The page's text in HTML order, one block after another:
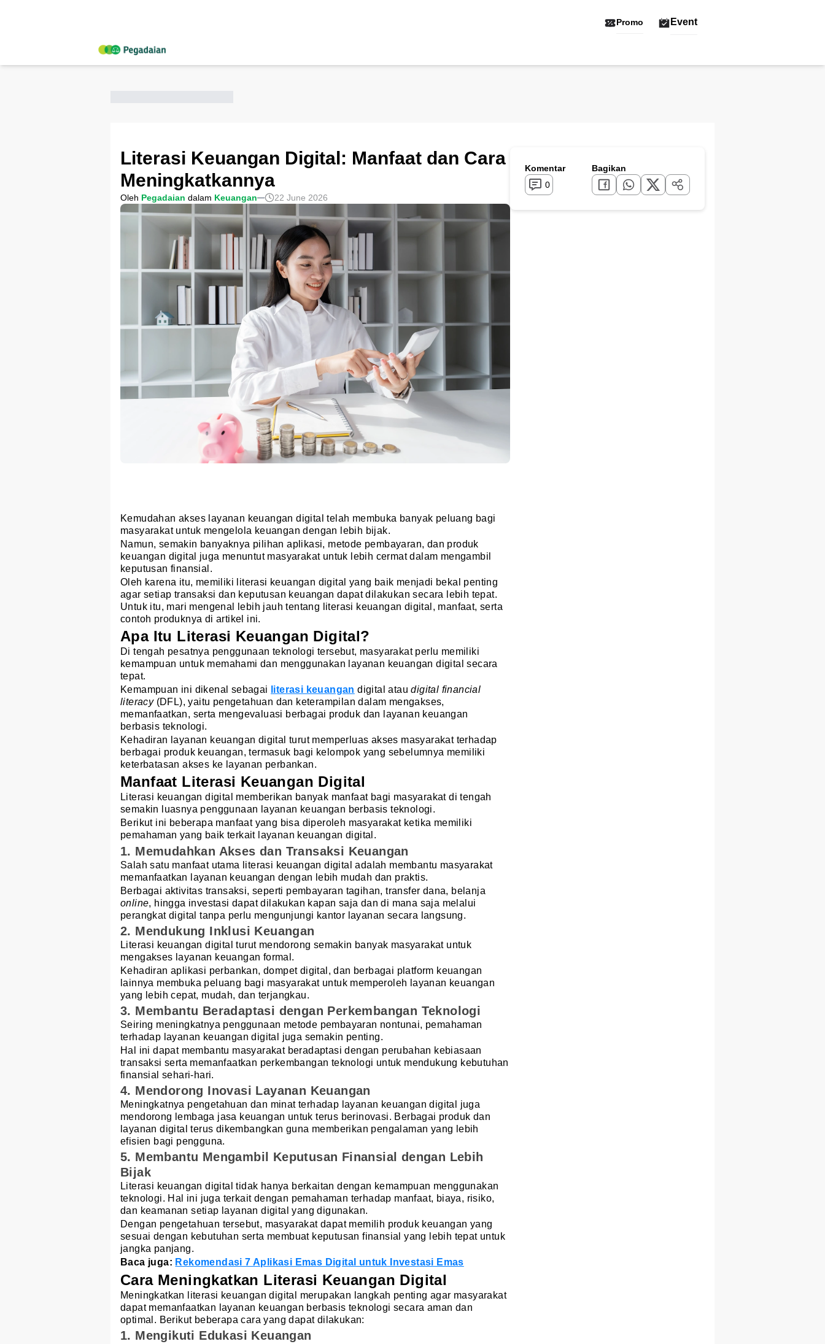
Promo Event
Literasi Keuangan Digital: Manfaat dan Cara
Meningkatkannya
Oleh Pegadaian dalam Keuangan 22 June 2026
Kemudahan akses layanan keuangan digital telah membuka banyak peluang bagi
masyarakat untuk mengelola keuangan dengan lebih bijak.
Namun, semakin banyaknya pilihan aplikasi, metode pembayaran, dan produk
keuangan digital juga menuntut masyarakat untuk lebih cermat dalam mengambil
keputusan finansial.
Oleh karena itu, memiliki literasi keuangan digital yang baik menjadi bekal penting
agar setiap transaksi dan keputusan keuangan dapat dilakukan secara lebih tepat.
Untuk itu, mari mengenal lebih jauh tentang literasi keuangan digital, manfaat, serta
contoh produknya di artikel ini.
Apa Itu Literasi Keuangan Digital?
Di tengah pesatnya penggunaan teknologi tersebut, masyarakat perlu memiliki
kemampuan untuk memahami dan menggunakan layanan keuangan digital secara
tepat.
Kemampuan ini dikenal sebagai
literasi keuangan digital ataudigital financial
literacy(DFL), yaitu pengetahuan dan keterampilan dalam mengakses,
memanfaatkan, serta mengevaluasi berbagai produk dan layanan keuangan
berbasis teknologi.
Kehadiran layanan keuangan digital turut memperluas akses masyarakat terhadap
berbagai produk keuangan, termasuk bagi kelompok yang sebelumnya memiliki
keterbatasan akses ke layanan perbankan.
Manfaat Literasi Keuangan Digital
Literasi keuangan digital memberikan banyak manfaat bagi masyarakat di tengah
semakin luasnya penggunaan layanan keuangan berbasis teknologi.
Berikut ini beberapa manfaat yang bisa diperoleh masyarakat ketika memiliki
pemahaman yang baik terkait layanan keuangan digital.
1. Memudahkan Akses dan Transaksi Keuangan
Salah satu manfaat utama literasi keuangan digital adalah membantu masyarakat
memanfaatkan layanan keuangan dengan lebih mudah dan praktis.
Berbagai aktivitas transaksi, seperti pembayaran tagihan, transfer dana, belanja
online, hingga investasi dapat dilakukan kapan saja dan di mana saja melalui
perangkat digital tanpa perlu mengunjungi kantor layanan secara langsung.
2. Mendukung Inklusi Keuangan
Literasi keuangan digital turut mendorong semakin banyak masyarakat untuk
mengakses layanan keuangan formal.
Kehadiran aplikasi perbankan, dompet digital, dan berbagai platform keuangan
lainnya membuka peluang bagi masyarakat untuk memperoleh layanan keuangan
yang lebih cepat, mudah, dan terjangkau.
3. Membantu Beradaptasi dengan Perkembangan Teknologi
Seiring meningkatnya penggunaan metode pembayaran nontunai, pemahaman
terhadap layanan keuangan digital juga semakin penting.
Hal ini dapat membantu masyarakat beradaptasi dengan perubahan kebiasaan
transaksi serta memanfaatkan perkembangan teknologi untuk mendukung kebutuhan
finansial sehari-hari.
4. Mendorong Inovasi Layanan Keuangan
Meningkatnya pengetahuan dan minat terhadap layanan keuangan digital juga
mendorong lembaga jasa keuangan untuk terus berinovasi. Berbagai produk dan
layanan digital terus dikembangkan guna memberikan pengalaman yang lebih
efisien bagi pengguna.
5. Membantu Mengambil Keputusan Finansial dengan Lebih
Bijak
Literasi keuangan digital tidak hanya berkaitan dengan kemampuan menggunakan
teknologi. Hal ini juga terkait dengan pemahaman terhadap manfaat, biaya, risiko,
dan keamanan setiap layanan digital yang digunakan.
Dengan pengetahuan tersebut, masyarakat dapat memilih produk keuangan yang
sesuai dengan kebutuhan serta membuat keputusan finansial yang lebih tepat untuk
jangka panjang.
Baca juga: Rekomendasi 7 Aplikasi Emas Digital untuk Investasi Emas
Cara Meningkatkan Literasi Keuangan Digital
Meningkatkan literasi keuangan digital merupakan langkah penting agar masyarakat
dapat memanfaatkan layanan keuangan berbasis teknologi secara aman dan
optimal. Berikut beberapa cara yang dapat dilakukan:
1. Mengikuti Edukasi Keuangan
Komentar
0
Bagikan